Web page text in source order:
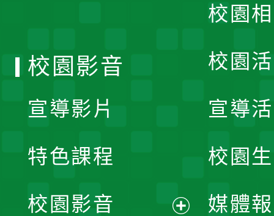
校園
校園
宣導
校園
媒體
校園影音
宣導影片
特色課程
校園影音